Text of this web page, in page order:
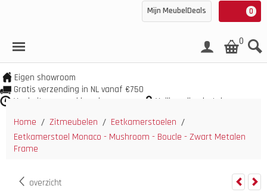
0
Mijn MeubelDeals
0
Eigen showroom
Gratis verzending in NL vanaf €750
Veel uit voorraad leverbaar
Veilig online betalen
Home / Zitmeubelen / Eetkamerstoelen /
Eetkamerstoel Monaco - Mushroom - Boucle - Zwart Metalen
Frame
overzicht